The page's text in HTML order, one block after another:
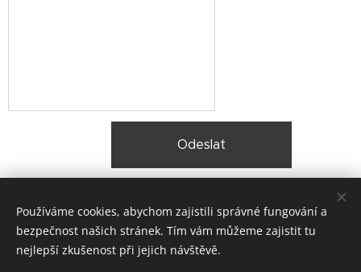
Odeslat
Mgr. Jana Schee, Antonína Vaška 144, Háj ve Slezsku, 747 92,
Používáme cookies, abychom zajistili správné fungování a
bezpečnost našich stránek. Tím vám můžeme zajistit tu
nejlepší zkušenost při jejich návštěvě.